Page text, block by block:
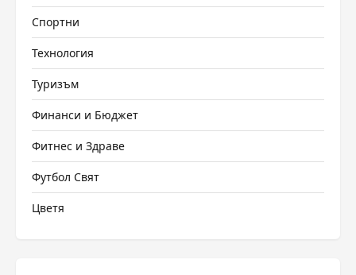
Спортни
Технология
Туризъм
Финанси и Бюджет
Фитнес и Здраве
Футбол Свят
Цветя